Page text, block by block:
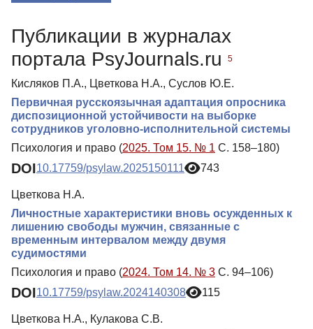
Публикации в журналах
портала PsyJournals.ru
5
Кисляков П.А., Цветкова Н.А., Суслов Ю.Е.
Первичная русскоязычная адаптация опросника
диспозиционной устойчивости на выборке
сотрудников уголовно-исполнительной системы
Психология и право (2025. Том 15. № 1 С. 158–180)
DOI10.17759/psylaw.2025150111 743
Цветкова Н.А.
Личностные характеристики вновь осужденных к
лишению свободы мужчин, связанные с
временным интервалом между двумя
судимостями
Психология и право (2024. Том 14. № 3 С. 94–106)
DOI10.17759/psylaw.2024140308 115
Цветкова Н.А., Кулакова С.В.